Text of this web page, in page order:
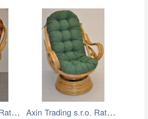
Axin Trading s.r.o. Ratanové houpací… Axin Trading s.r.o. Ratanové houpací…